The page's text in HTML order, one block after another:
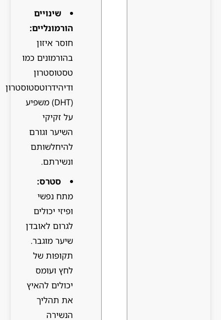
שינויים
הורמונליים:
חוסר איזון
בהורמונים כמו
טסטוסטרון
ודיהידרוטסטוסטרון
(DHT) משפיע
על זקיקי
השיער וגורם
להיחלשותם
ונשירתם.
סטרס:
מתח נפשי
ופיזי יכולים
לגרום לאובדן
שיער מוגבר.
תקופות של
לחץ ועומס
יכולים להאיץ
את תהליך
הנשירה